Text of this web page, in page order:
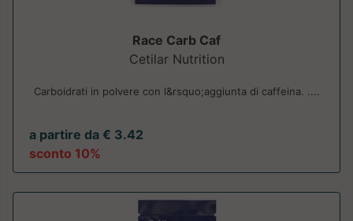
Race Carb Caf
Cetilar Nutrition
Carboidrati in polvere con l&rsquo;aggiunta di caffeina. ....
a partire da € 3.42
sconto 10%